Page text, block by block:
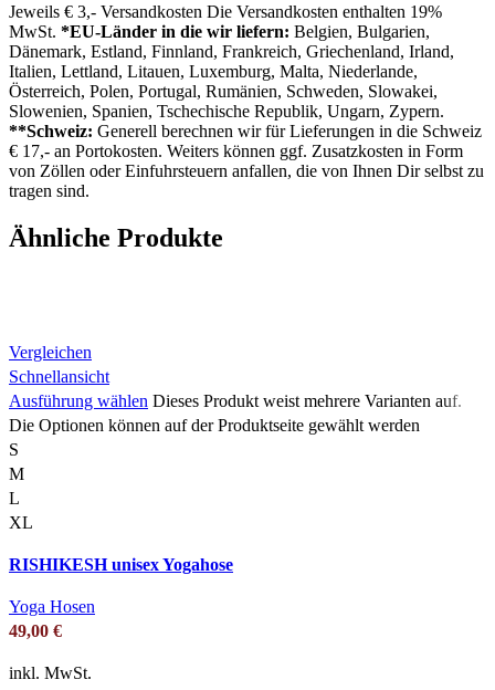
Jeweils € 3,- Versandkosten Die Versandkosten enthalten 19%
MwSt. *EU-Länder in die wir liefern: Belgien, Bulgarien,
Dänemark, Estland, Finnland, Frankreich, Griechenland, Irland,
Italien, Lettland, Litauen, Luxemburg, Malta, Niederlande,
Österreich, Polen, Portugal, Rumänien, Schweden, Slowakei,
Slowenien, Spanien, Tschechische Republik, Ungarn, Zypern.
**Schweiz: Generell berechnen wir für Lieferungen in die Schweiz
€ 17,- an Portokosten. Weiters können ggf. Zusatzkosten in Form
von Zöllen oder Einfuhrsteuern anfallen, die von Ihnen Dir selbst zu
tragen sind.
Ähnliche Produkte
Vergleichen
Schnellansicht
Ausführung wählen Dieses Produkt weist mehrere Varianten auf.
Die Optionen können auf der Produktseite gewählt werden
S
M
L
XL
RISHIKESH unisex Yogahose
Yoga Hosen
49,00 €
inkl. MwSt.